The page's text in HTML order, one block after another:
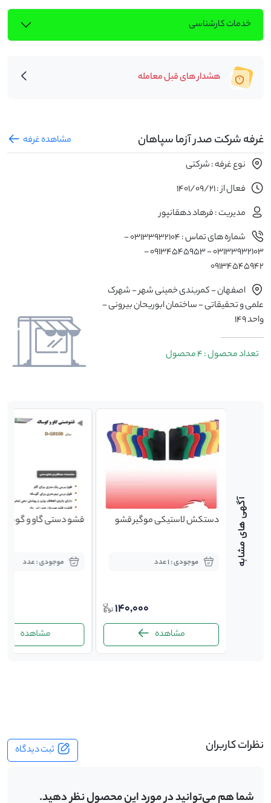
خدمات کارشناسی
هشدار های قبل معامله
غرفه شرکت صدر آزما سپاهان
مشاهده غرفه
نوع غرفه : شرکتی
فعال از : 1401/09/21
مدیریت : فرهاد دهقانپور
شماره های تماس : 03133932104 -
03133932103 - 09134545953 -
09134545942
اصفهان - کمربندی خمینی شهر - شهرک
علمی و تحقیقاتی - ساختمان ابوریحان بیرونی -
واحد 149
تعداد محصول : 4 محصول
دستکش لاستیکی موگیر قشو
موجودی : 1 عدد
140,000
مشاهده
قشو دستی گاو و
موجودی : عدد
مشاهده
نظرات کاربران ثبت دیدگاه
شما هم می‌توانید در مورد این محصول نظر دهید.